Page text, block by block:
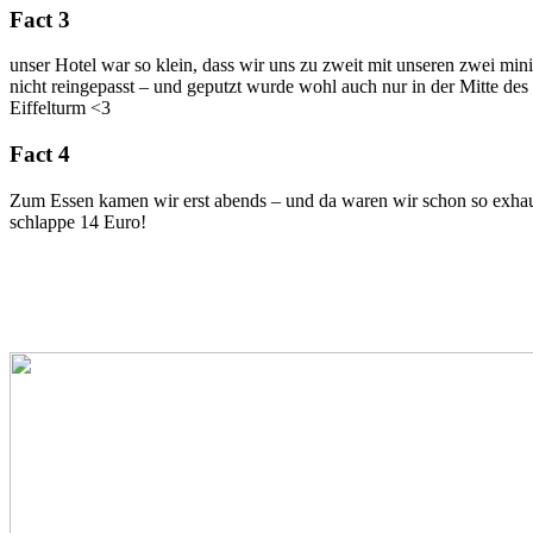
Fact 3
unser Hotel war so klein, dass wir uns zu zweit mit unseren zwei
nicht reingepasst – und geputzt wurde wohl auch nur in der Mitte
Eiffelturm <3
Fact 4
Zum Essen kamen wir erst abends – und da waren wir schon so
schlappe 14 Euro!